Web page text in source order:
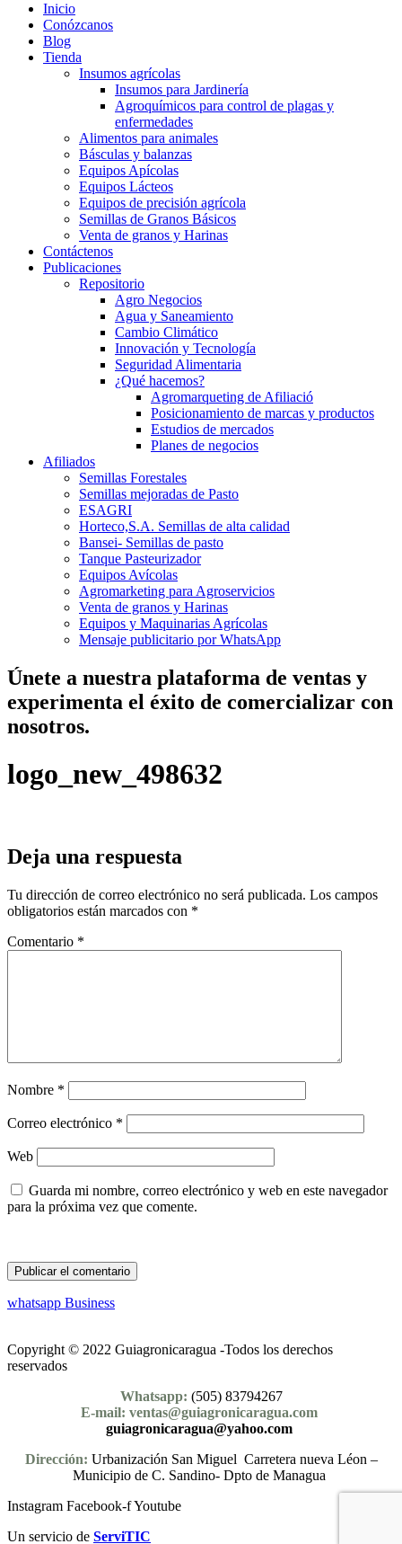
Inicio
Conózcanos
Blog
Tienda
Insumos agrícolas
Insumos para Jardinería
Agroquímicos para control de plagas y
enfermedades
Alimentos para animales
Básculas y balanzas
Equipos Apícolas
Equipos Lácteos
Equipos de precisión agrícola
Semillas de Granos Básicos
Venta de granos y Harinas
Contáctenos
Publicaciones
Repositorio
Agro Negocios
Agua y Saneamiento
Cambio Climático
Innovación y Tecnología
Seguridad Alimentaria
¿Qué hacemos?
Agromarqueting de Afiliació
Posicionamiento de marcas y productos
Estudios de mercados
Planes de negocios
Afiliados
Semillas Forestales
Semillas mejoradas de Pasto
ESAGRI
Horteco,S.A. Semillas de alta calidad
Bansei- Semillas de pasto
Tanque Pasteurizador
Equipos Avícolas
Agromarketing para Agroservicios
Venta de granos y Harinas
Equipos y Maquinarias Agrícolas
Mensaje publicitario por WhatsApp
Únete a nuestra plataforma de ventas y
experimenta el éxito de comercializar con
nosotros.
logo_new_498632
Deja una respuesta
Tu dirección de correo electrónico no será publicada. Los campos
obligatorios están marcados con *
Comentario *
Nombre *
Correo electrónico *
Web
Guarda mi nombre, correo electrónico y web en este navegador
para la próxima vez que comente.
whatsapp Business
Copyright © 2022 Guiagronicaragua -Todos los derechos
reservados
Whatsapp: (505) 83794267
E-mail: ventas@guiagronicaragua.com
guiagronicaragua@yahoo.com
Dirección: Urbanización San Miguel Carretera nueva Léon –
Municipio de C. Sandino- Dpto de Managua
Instagram Facebook-fYoutube
Un servicio de ServiTIC